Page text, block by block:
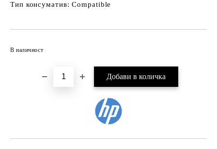
Тип консуматив: Compatible
В наличност